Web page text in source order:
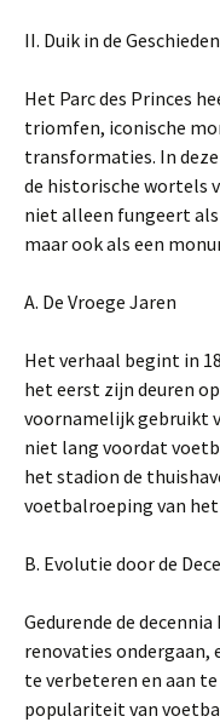
II. Duik in de
Het Parc des Princes
triomfen, iconische
transformaties. In
de historische wortels
niet alleen fungeert
maar ook als een
A. De Vroege Jaren
Het verhaal begint in
het eerst zijn deuren
voornamelijk gebruikt
niet lang voordat
het stadion de
voetbalroeping van het
B. Evolutie door de
Gedurende de
renovaties
te verbeteren en aan
populariteit van